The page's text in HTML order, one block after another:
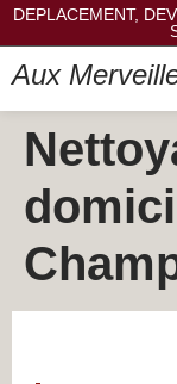
DEPLACEMENT,
Aux